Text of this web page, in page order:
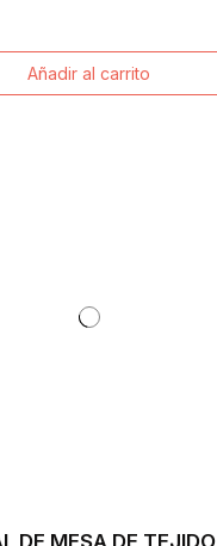
Añadir al carrito